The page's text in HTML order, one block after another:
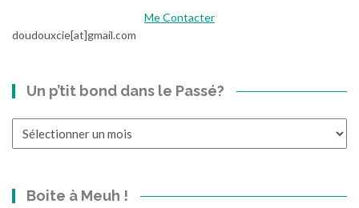
Me Contacter
doudouxcie[at]gmail.com
Un p’tit bond dans le Passé?
Boite à Meuh !